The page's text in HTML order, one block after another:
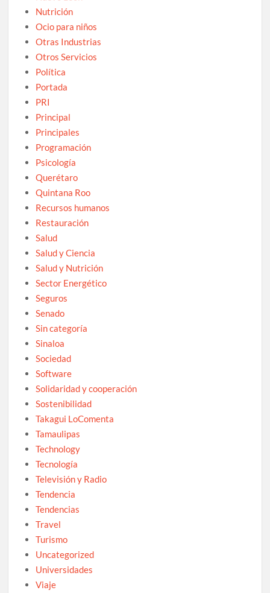
Nutrición
Ocio para niños
Otras Industrias
Otros Servicios
Política
Portada
PRI
Principal
Principales
Programación
Psicología
Querétaro
Quintana Roo
Recursos humanos
Restauración
Salud
Salud y Ciencia
Salud y Nutrición
Sector Energético
Seguros
Senado
Sin categoría
Sinaloa
Sociedad
Software
Solidaridad y cooperación
Sostenibilidad
Takagui LoComenta
Tamaulipas
Technology
Tecnología
Televisión y Radio
Tendencia
Tendencias
Travel
Turismo
Uncategorized
Universidades
Viaje